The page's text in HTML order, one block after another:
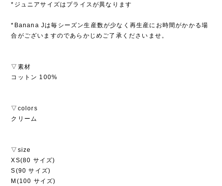
*ジュニアサイズはプライスが異なります
*Banana Jは毎シーズン生産数が少なく再生産にお時間がかかる場
合がございますのであらかじめご了承くださいませ。
▽素材
コットン 100%
▽colors
クリーム
▽size
XS(80 サイズ)
S(90 サイズ)
M(100 サイズ)